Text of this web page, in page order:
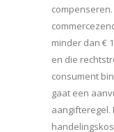
minder dan €
en die
consument
gaat een
aangifteregel.